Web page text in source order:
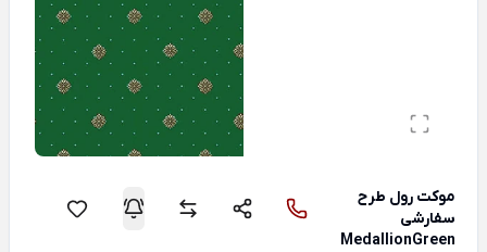
موکت رول طرح
سفارشی
MedallionGreen